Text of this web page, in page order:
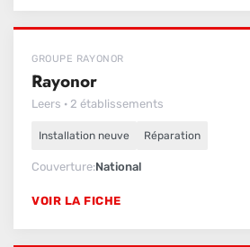
GROUPE RAYONOR
Rayonor
Leers · 2 établissements
Installation neuve Réparation
Couverture National
VOIR LA FICHE